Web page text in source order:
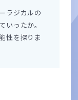
ラジカルの
いったか。
性を探りま